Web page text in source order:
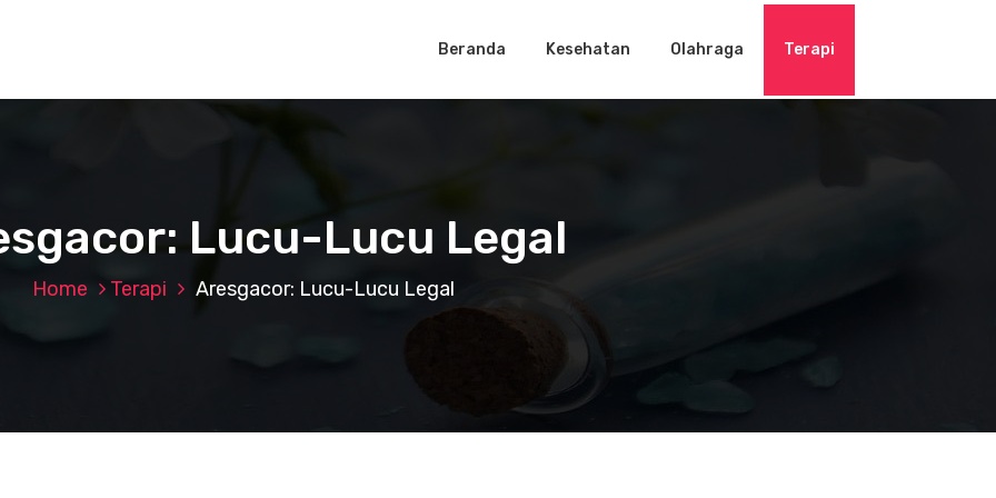
Beranda Kesehatan Olahraga Terapi
Lucu-Lucu Legal
Home Terapi Aresgacor: Lucu-Lucu Legal